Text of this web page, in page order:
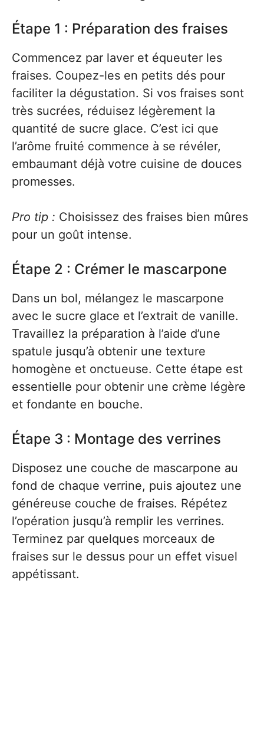
Étape 1 : Préparation des fraises
Commencez par laver et équeuter les
fraises. Coupez-les en petits dés pour
faciliter la dégustation. Si vos fraises sont
très sucrées, réduisez légèrement la
quantité de sucre glace. C’est ici que
l’arôme fruité commence à se révéler,
embaumant déjà votre cuisine de douces
promesses.
Pro tip : Choisissez des fraises bien mûres
pour un goût intense.
Étape 2 : Crémer le mascarpone
Dans un bol, mélangez le mascarpone
avec le sucre glace et l’extrait de vanille.
Travaillez la préparation à l’aide d’une
spatule jusqu’à obtenir une texture
homogène et onctueuse. Cette étape est
essentielle pour obtenir une crème légère
et fondante en bouche.
Étape 3 : Montage des verrines
Disposez une couche de mascarpone au
fond de chaque verrine, puis ajoutez une
généreuse couche de fraises. Répétez
l’opération jusqu’à remplir les verrines.
Terminez par quelques morceaux de
fraises sur le dessus pour un effet visuel
appétissant.